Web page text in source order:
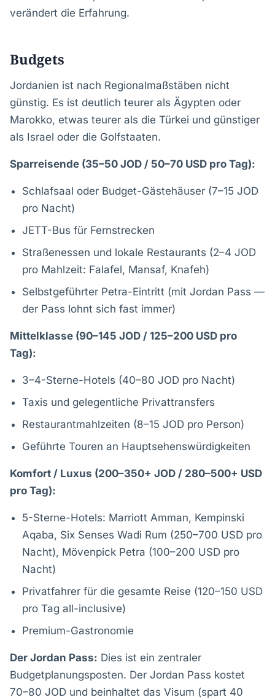
verändert die Erfahrung.
Budgets
Jordanien ist nach Regionalmaßstäben nicht
günstig. Es ist deutlich teurer als Ägypten oder
Marokko, etwas teurer als die Türkei und günstiger
als Israel oder die Golfstaaten.
Sparreisende (35–50 JOD / 50–70 USD pro Tag):
Schlafsaal oder Budget-Gästehäuser (7–15 JOD
pro Nacht)
JETT-Bus für Fernstrecken
Straßenessen und lokale Restaurants (2–4 JOD
pro Mahlzeit: Falafel, Mansaf, Knafeh)
Selbstgeführter Petra-Eintritt (mit Jordan Pass —
der Pass lohnt sich fast immer)
Mittelklasse (90–145 JOD / 125–200 USD pro
Tag):
3–4-Sterne-Hotels (40–80 JOD pro Nacht)
Taxis und gelegentliche Privattransfers
Restaurantmahlzeiten (8–15 JOD pro Person)
Geführte Touren an Hauptsehenswürdigkeiten
Komfort / Luxus (200–350+ JOD / 280–500+ USD
pro Tag):
5-Sterne-Hotels: Marriott Amman, Kempinski
Aqaba, Six Senses Wadi Rum (250–700 USD pro
Nacht), Mövenpick Petra (100–200 USD pro
Nacht)
Privatfahrer für die gesamte Reise (120–150 USD
pro Tag all-inclusive)
Premium-Gastronomie
Der Jordan Pass: Dies ist ein zentraler
Budgetplanungsposten. Der Jordan Pass kostet
70–80 JOD und beinhaltet das Visum (spart 40